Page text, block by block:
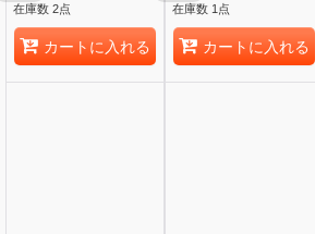
在庫数 2点
カートに入れる
在庫数 1点
カートに入れる